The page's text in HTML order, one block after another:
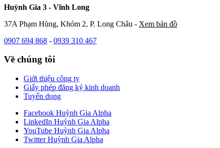
Huỳnh Gia 3 - Vĩnh Long
37A Phạm Hùng, Khóm 2, P. Long Châu - Xem bản đồ
0907 694 868 - 0939 310 467
Về chúng tôi
Giới thiệu công ty
Giấy phép đăng ký kinh doanh
Tuyển dụng
Facebook Huỳnh Gia Alpha
LinkedIn Huỳnh Gia Alpha
YouTube Huỳnh Gia Alpha
Twitter Huỳnh Gia Alpha